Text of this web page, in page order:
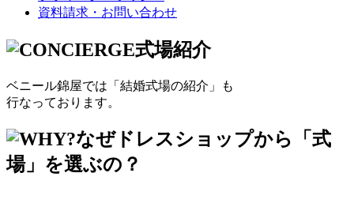
資料請求・お問い合わせ
式場紹介
ベニール錦屋では「結婚式場の紹介」も
行なっております。
なぜドレスショップから「式
場」を選ぶの？